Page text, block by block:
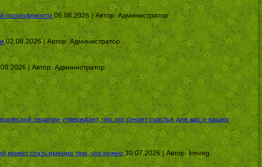
проходимости 05.08.2026 | Автор:Администратор
02.08.2026 | Автор:Администратор
| Автор:Администратор
терапии утверждает, что это секрет счастья для вас и ваших
может стать именно тем, что нужно 30.07.2026 | Автор:kmveg